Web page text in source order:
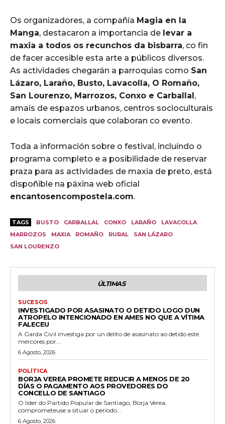
Os organizadores, a compañía Magia en la
Manga, destacaron a importancia de levar a
maxia a todos os recunchos da bisbarra, co fin
de facer accesible esta arte a públicos diversos.
As actividades chegarán a parroquias como San
Lázaro, Laraño, Busto, Lavacolla, O Romaño,
San Lourenzo, Marrozos, Conxo e Carballal,
amais de espazos urbanos, centros socioculturais
e locais comerciais que colaboran co evento.
Toda a información sobre o festival, incluíndo o
programa completo e a posibilidade de reservar
praza para as actividades de maxia de preto, está
dispoñible na páxina web oficial
encantosencompostela.com.
TAGS BUSTO CARBALLAL CONXO LARAÑO
LAVACOLLA
MARROZOS
MAXIA ROMAÑO RURAL
SAN LÁZARO
SAN LOURENZO
ÚLTIMAS
SUCESOS
INVESTIGADO POR ASASINATO O DETIDO LOGO DUN
ATROPELO INTENCIONADO EN AMES NO QUE A VÍTIMA
FALECEU
A Garda Civil investiga por un delito de asasinato ao detido este
mércores por...
6 Agosto, 2026
POLÍTICA
BORJA VEREA PROMETE REDUCIR A MENOS DE 20
DÍAS O PAGAMENTO AOS PROVEDORES DO
CONCELLO DE SANTIAGO
O líder do Partido Popular de Santiago, Borja Verea,
comprometeuse a situar o período...
6 Agosto, 2026